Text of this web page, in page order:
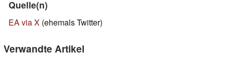
Quelle(n)
EA via X (ehemals Twitter)
Verwandte Artikel